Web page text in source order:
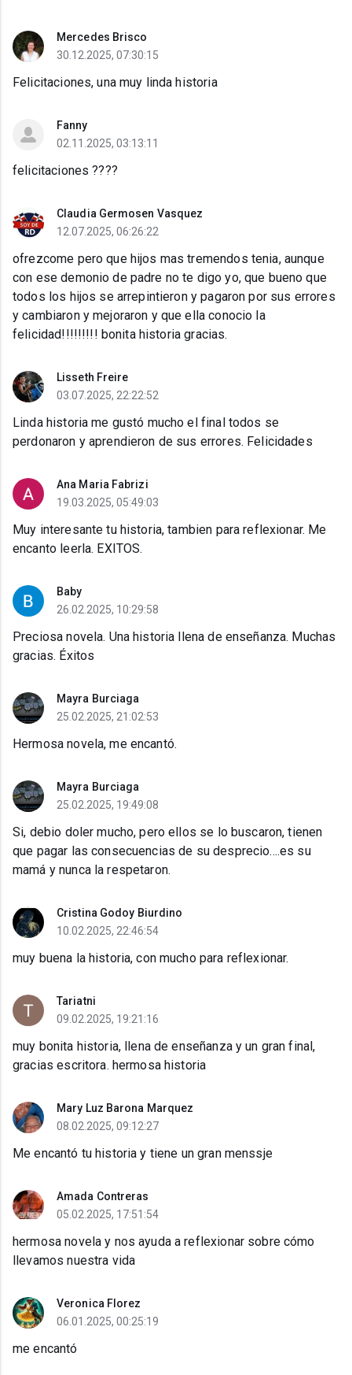
Mercedes Brisco
30.12.2025, 07:30:15
Felicitaciones, una muy linda historia
Fanny
02.11.2025, 03:13:11
felicitaciones ????
Claudia Germosen Vasquez
12.07.2025, 06:26:22
ofrezcome pero que hijos mas tremendos tenia, aunque
con ese demonio de padre no te digo yo, que bueno que
todos los hijos se arrepintieron y pagaron por sus errores
y cambiaron y mejoraron y que ella conocio la
felicidad!!!!!!!!! bonita historia gracias.
Lisseth Freire
03.07.2025, 22:22:52
Linda historia me gustó mucho el final todos se
perdonaron y aprendieron de sus errores. Felicidades
Ana Maria Fabrizi
19.03.2025, 05:49:03
Muy interesante tu historia, tambien para reflexionar. Me
encanto leerla. EXITOS.
Baby
26.02.2025, 10:29:58
Preciosa novela. Una historia llena de enseñanza. Muchas
gracias. Éxitos
Mayra Burciaga
25.02.2025, 21:02:53
Hermosa novela, me encantó.
Mayra Burciaga
25.02.2025, 19:49:08
Si, debio doler mucho, pero ellos se lo buscaron, tienen
que pagar las consecuencias de su desprecio....es su
mamá y nunca la respetaron.
Cristina Godoy Biurdino
10.02.2025, 22:46:54
muy buena la historia, con mucho para reflexionar.
Tariatni
09.02.2025, 19:21:16
muy bonita historia, llena de enseñanza y un gran final,
gracias escritora. hermosa historia
Mary Luz Barona Marquez
08.02.2025, 09:12:27
Me encantó tu historia y tiene un gran menssje
Amada Contreras
05.02.2025, 17:51:54
hermosa novela y nos ayuda a reflexionar sobre cómo
llevamos nuestra vida
Veronica Florez
06.01.2025, 00:25:19
me encantó